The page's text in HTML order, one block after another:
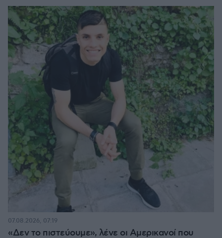
«Δεν το πιστεύουμε», λένε οι Αμερικανοί που
07.08.2026, 07:19